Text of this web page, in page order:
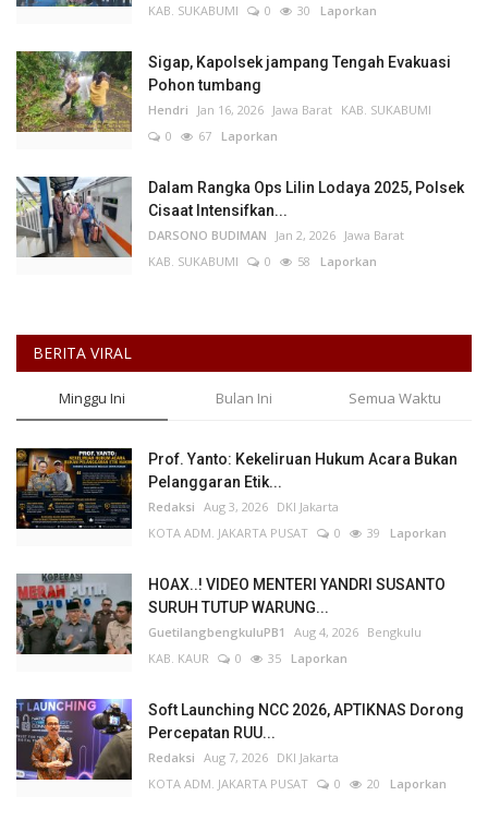
KAB. SUKABUMI
0 30 Laporkan
Sigap, Kapolsek jampang Tengah Evakuasi
Pohon tumbang
Hendri Jan 16, 2026 Jawa Barat KAB. SUKABUMI
0
67 Laporkan
Dalam Rangka Ops Lilin Lodaya 2025, Polsek
Cisaat Intensifkan...
DARSONO BUDIMAN Jan 2, 2026 Jawa Barat
KAB. SUKABUMI
0 58 Laporkan
BERITA VIRAL
Minggu Ini Bulan Ini Semua Waktu
Prof. Yanto: Kekeliruan Hukum Acara Bukan
Pelanggaran Etik...
Redaksi Aug 3, 2026 DKI Jakarta
KOTA ADM. JAKARTA PUSAT
0 39 Laporkan
HOAX..! VIDEO MENTERI YANDRI SUSANTO
SURUH TUTUP WARUNG...
GuetilangbengkuluPB1 Aug 4, 2026 Bengkulu
KAB. KAUR
0 35 Laporkan
Soft Launching NCC 2026, APTIKNAS Dorong
Percepatan RUU...
Redaksi Aug 7, 2026 DKI Jakarta
KOTA ADM. JAKARTA PUSAT
0 20 Laporkan